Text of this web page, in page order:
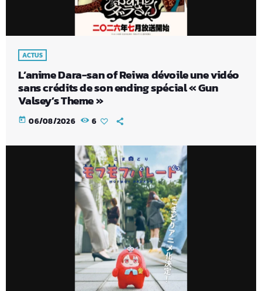
ACTUS
L’anime Dara-san of Reiwa dévoile une vidéo
sans crédits de son ending spécial « Gun
Valsey’s Theme »
today 06/08/2026 6